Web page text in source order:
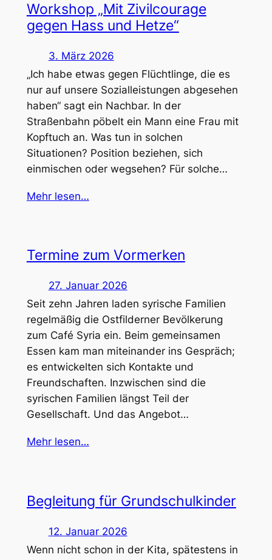
Workshop „Mit Zivilcourage
gegen Hass und Hetze“
3. März 2026
„Ich habe etwas gegen Flüchtlinge, die es
nur auf unsere Sozialleistungen abgesehen
haben“ sagt ein Nachbar. In der
Straßenbahn pöbelt ein Mann eine Frau mit
Kopftuch an. Was tun in solchen
Situationen? Position beziehen, sich
einmischen oder wegsehen? Für solche…
Mehr lesen…
Termine zum Vormerken
27. Januar 2026
Seit zehn Jahren laden syrische Familien
regelmäßig die Ostfilderner Bevölkerung
zum Café Syria ein. Beim gemeinsamen
Essen kam man miteinander ins Gespräch;
es entwickelten sich Kontakte und
Freundschaften. Inzwischen sind die
syrischen Familien längst Teil der
Gesellschaft. Und das Angebot…
Mehr lesen…
Begleitung für Grundschulkinder
12. Januar 2026
Wenn nicht schon in der Kita, spätestens in